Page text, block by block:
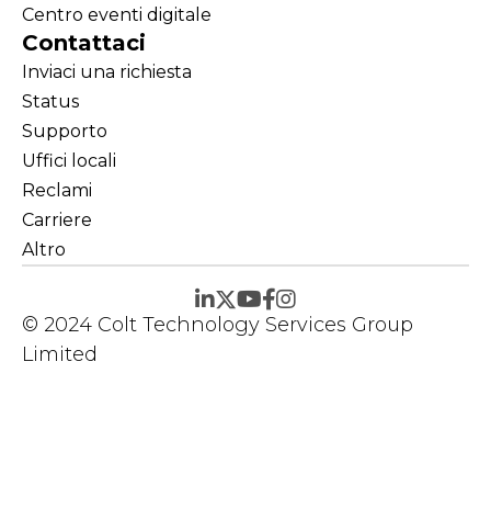
Centro eventi digitale
Contattaci
Inviaci una richiesta
Status
Supporto
Uffici locali
Reclami
Carriere
Altro
© 2024 Colt Technology Services Group
Limited